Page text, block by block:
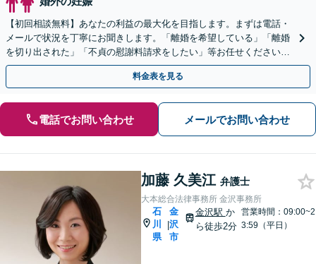
【初回相談無料】あなたの利益の最大化を目指します。まずは電話・
メールで状況を丁寧にお聞きします。「離婚を希望している」「離婚
を切り出された」「不貞の慰謝料請求をしたい」等お任せください。
【リーズナブルな料金設定】
料金表を見る
電話でお問い合わせ メールでお問い合わせ
加藤 久美江 弁護士
大本総合法律事務所 金沢事務所
石
川
県
|
金
沢
市
金沢駅 か
ら徒歩2分
営業時間：09:00~2
3:59（平日）